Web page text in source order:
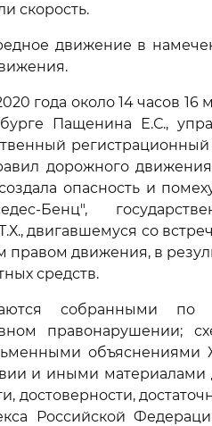
скорость.
движение в
года около 14 часов 16
Пащенина Е.С.,
регистрационный
дорожного
опасность и
Бенц",
двигавшемуся со
движения, в
средств.
собранными по
правонарушении;
объяснениями
и иными материалами
достоверности,
Российской